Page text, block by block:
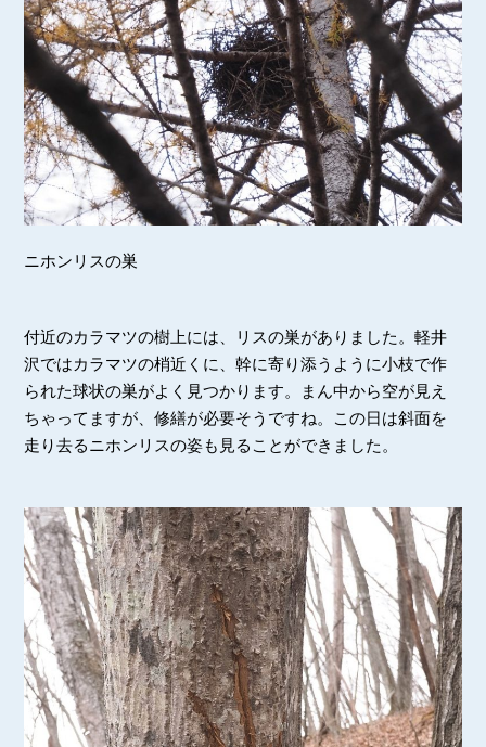
ニホンリスの巣
付近のカラマツの樹上には、リスの巣がありました。軽井
沢ではカラマツの梢近くに、幹に寄り添うように小枝で作
られた球状の巣がよく見つかります。まん中から空が見え
ちゃってますが、修繕が必要そうですね。この日は斜面を
走り去るニホンリスの姿も見ることができました。